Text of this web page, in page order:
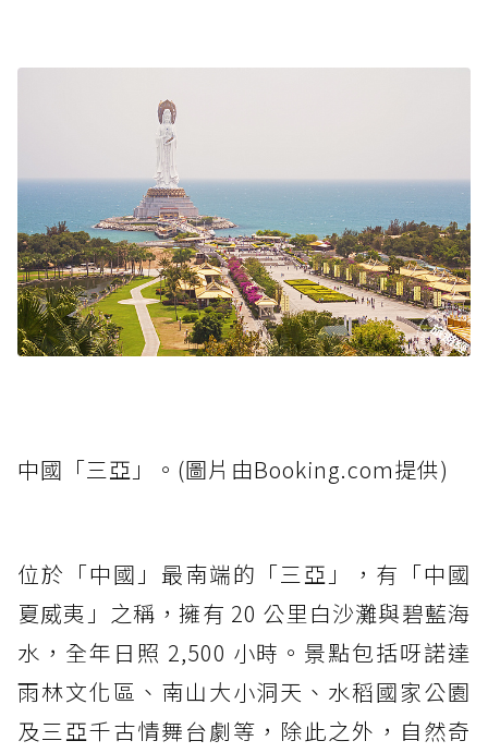
中國「三亞」。(圖片由Booking.com提供)
位於「中國」最南端的「三亞」，有「中國
夏威夷」之稱，擁有 20 公里白沙灘與碧藍海
水，全年日照 2,500 小時。景點包括呀諾達
雨林文化區、南山大小洞天、水稻國家公園
及三亞千古情舞台劇等，除此之外，自然奇